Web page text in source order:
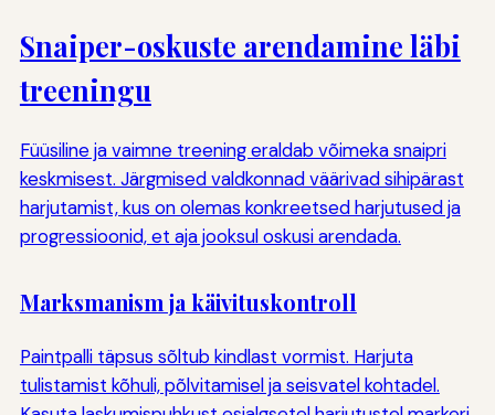
Snaiper-oskuste arendamine läbi
treeningu
Füüsiline ja vaimne treening eraldab võimeka snaipri
keskmisest. Järgmised valdkonnad väärivad sihipärast
harjutamist, kus on olemas konkreetsed harjutused ja
progressioonid, et aja jooksul oskusi arendada.
Marksmanism ja käivituskontroll
Paintpalli täpsus sõltub kindlast vormist. Harjuta
tulistamist kõhuli, põlvitamisel ja seisvatel kohtadel.